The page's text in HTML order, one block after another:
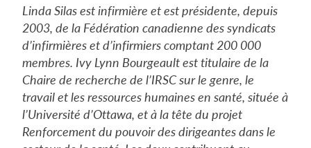
Linda Silas est infirmière et est présidente, depuis
2003, de la Fédération canadienne des syndicats
d’infirmières et d’infirmiers comptant 200 000
membres. Ivy Lynn Bourgeault est titulaire de la
Chaire de recherche de l’IRSC sur le genre, le
travail et les ressources humaines en santé, située à
l’Université d’Ottawa, et à la tête du projet
Renforcement du pouvoir des dirigeantes dans le